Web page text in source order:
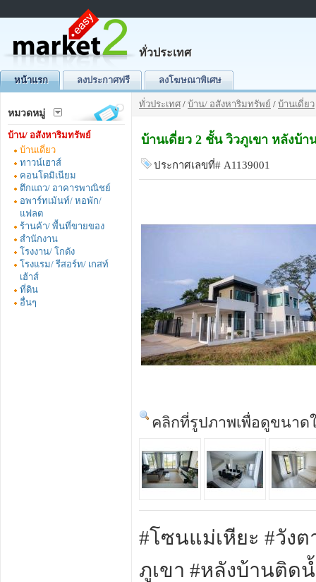
ทั่วประเทศ
หน้าแรก ลงประกาศฟรี ลงโฆษณาพิเศษ
หมวดหมู่
บ้าน/ อสังหาริมทรัพย์
บ้านเดี่ยว
ทาวน์เฮาส์
คอนโดมิเนียม
ตึกแถว/ อาคารพาณิชย์
อพาร์ทเม้นท์/ หอพัก/
แฟลต
ร้านค้า/ พื้นที่ขายของ
สำนักงาน
โรงงาน/ โกดัง
โรงแรม/ รีสอร์ท/ เกสท์
เฮ้าส์
ที่ดิน
อื่นๆ
ทั่วประเทศ / บ้าน/ อสังหาริมทรัพย์ / บ้านเดี่ยว
บ้านเดี่ยว 2 ชั้น วิวภูเขา หลังบ้
ประกาศเลขที่# A1139001
คลิกที่รูปภาพเพื่อดูขนาด
#โซนแม่เหียะ #วังต
ภูเขา #หลังบ้านติด